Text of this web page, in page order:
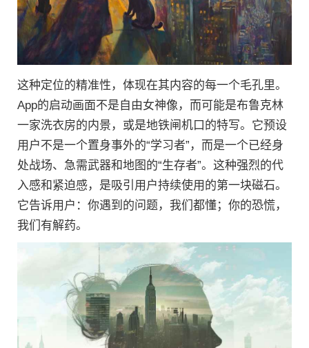
这种定位的精准性，体现在其内容的每一个毛孔里。
App的启动画面不是自由女神像，而可能是布鲁克林
一家洗衣房的内景，或是地铁闸机口的特写。它预设
用户不是一个置身事外的“学习者”，而是一个已经身
处战场、急需武器和地图的“生存者”。这种强烈的代
入感和紧迫感，是吸引用户持续使用的第一块磁石。
它告诉用户：你遇到的问题，我们都懂；你的恐慌，
我们有解药。